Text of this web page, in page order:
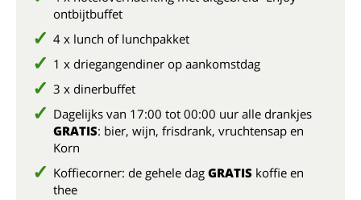
ontbijtbuffet
4 x lunch of lunchpakket
1 x driegangendiner op aankomstdag
3 x dinerbuffet
Dagelijks van 17:00 tot 00:00 uur alle drankjes
GRATIS: bier, wijn, frisdrank, vruchtensap en
Korn
Koffiecorner: de gehele dag GRATIS koffie en
thee